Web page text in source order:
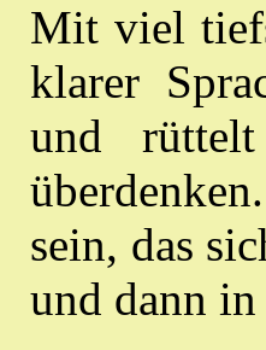
Mit viel
klarer
und
sein, das
und dann in